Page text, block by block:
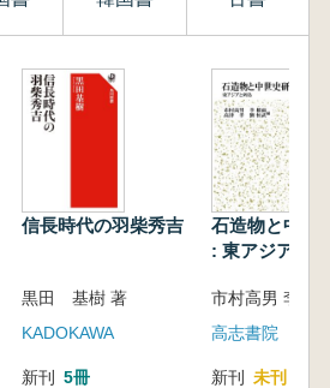
信長時代の羽柴秀吉
黒田 基樹 著
KADOKAWA
新刊 5冊
石造物と中世
: 東アジアと
高志書院
新刊 未刊